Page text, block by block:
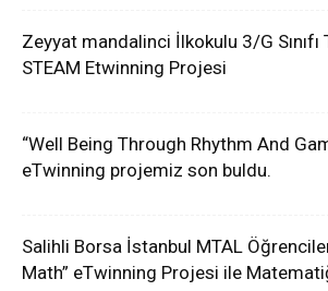
Zeyyat mandalinci İlkokulu 3/G
STEAM Etwinning Projesi
“Well Being Through Rhythm And
eTwinning projemiz son buldu.
Salihli Borsa İstanbul MTAL
Math” eTwinning Projesi ile